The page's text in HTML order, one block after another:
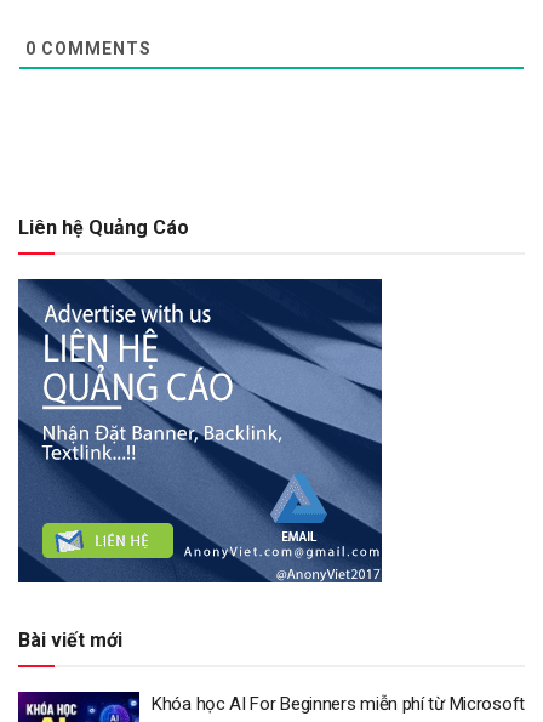
0 COMMENTS
Liên hệ Quảng Cáo
Bài viết mới
Khóa học AI For Beginners miễn phí từ Microsoft